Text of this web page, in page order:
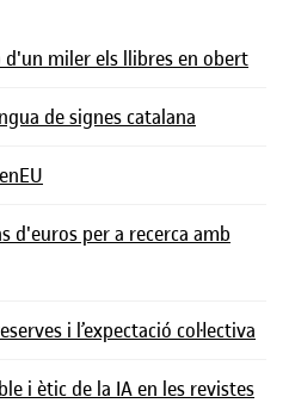
d'un miler els llibres en obert
de signes catalana
d'euros per a recerca amb
i l’expectació col·lectiva
i ètic de la IA en les revistes